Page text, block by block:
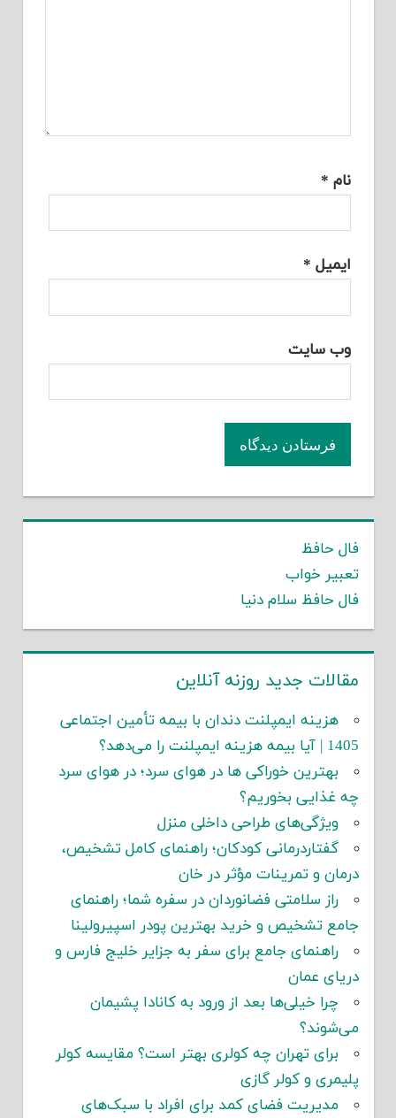
نام *
ایمیل *
وب‌ سایت
فال حافظ
تعبیر خواب
فال حافظ سلام دنیا
مقالات جدید روزنه آنلاین
هزینه ایمپلنت دندان با بیمه تأمین اجتماعی
1405 | آیا بیمه هزینه ایمپلنت را می‌دهد؟
بهترین خوراکی ها در هوای سرد؛ در هوای سرد
چه غذایی بخوریم؟
ویژگی‌های طراحی داخلی منزل
گفتاردرمانی کودکان؛ راهنمای کامل تشخیص،
درمان و تمرینات مؤثر در خان
راز سلامتی فضانوردان در سفره شما؛ راهنمای
جامع تشخیص و خرید بهترین پودر اسپیرولینا
راهنمای جامع برای سفر به جزایر خلیج فارس و
دریای عمان
چرا خیلی‌ها بعد از ورود به کانادا پشیمان
می‌شوند؟
برای تهران چه کولری بهتر است؟ مقایسه کولر
پلیمری و کولر گازی
مدیریت فضای کمد برای افراد با سبک‌های